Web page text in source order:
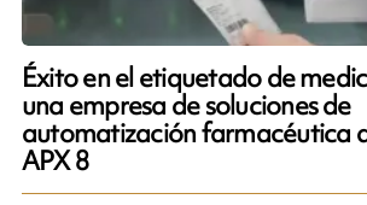
Éxito en el etiquetado de
una empresa de soluciones de
automatización farmacéutica
APX 8